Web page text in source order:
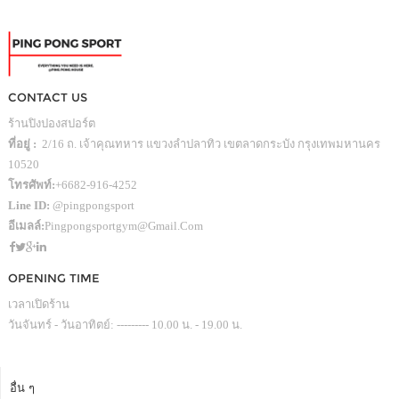
CONTACT US
ร้านปิงปองสปอร์ต
ที่อยู่ : 2/16 ถ. เจ้าคุณทหาร แขวงลำปลาทิว เขตลาดกระบัง กรุงเทพมหานคร
10520
โทรศัพท์:+6682-916-4252
Line ID: @pingpongsport
อีเมลล์:Pingpongsportgym@gmail.com
OPENING TIME
เวลาเปิดร้าน
วันจันทร์ - วันอาทิตย์: --------- 10.00 น. - 19.00 น.
อื่น ๆ